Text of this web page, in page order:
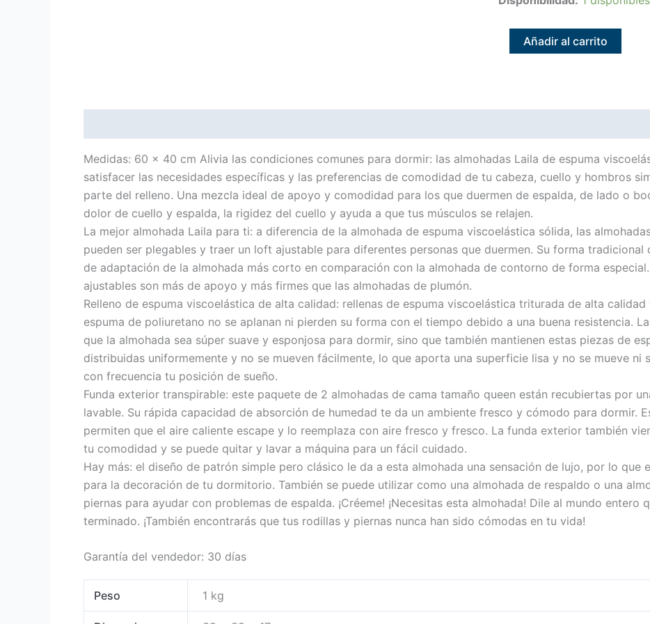
Añadir al carrito
Medidas: 60 x 40 cm Alivia las condiciones comunes para dormir: las almohadas Laila de espuma
satisfacer las necesidades específicas y las preferencias de comodidad de tu cabeza, cuello y hombros
parte del relleno. Una mezcla ideal de apoyo y comodidad para los que duermen de espalda, de lado o
dolor de cuello y espalda, la rigidez del cuello y ayuda a que tus músculos se relajen.
La mejor almohada Laila para ti: a diferencia de la almohada de espuma viscoelástica sólida, las
pueden ser plegables y traer un loft ajustable para diferentes personas que duermen. Su forma
de adaptación de la almohada más corto en comparación con la almohada de contorno de forma
ajustables son más de apoyo y más firmes que las almohadas de plumón.
Relleno de espuma viscoelástica de alta calidad: rellenas de espuma viscoelástica triturada de alta
espuma de poliuretano no se aplanan ni pierden su forma con el tiempo debido a una buena resistencia.
que la almohada sea súper suave y esponjosa para dormir, sino que también mantienen estas piezas de
distribuidas uniformemente y no se mueven fácilmente, lo que aporta una superficie lisa y no se mueve ni
con frecuencia tu posición de sueño.
Funda exterior transpirable: este paquete de 2 almohadas de cama tamaño queen están recubiertas por
lavable. Su rápida capacidad de absorción de humedad te da un ambiente fresco y cómodo para dormir.
permiten que el aire caliente escape y lo reemplaza con aire fresco y fresco. La funda exterior también
tu comodidad y se puede quitar y lavar a máquina para un fácil cuidado.
Hay más: el diseño de patrón simple pero clásico le da a esta almohada una sensación de lujo, por lo que
para la decoración de tu dormitorio. También se puede utilizar como una almohada de respaldo o una
piernas para ayudar con problemas de espalda. ¡Créeme! ¡Necesitas esta almohada! Dile al mundo entero
terminado. ¡También encontrarás que tus rodillas y piernas nunca han sido cómodas en tu vida!
Garantía del vendedor: 30 días
Peso 1 kg